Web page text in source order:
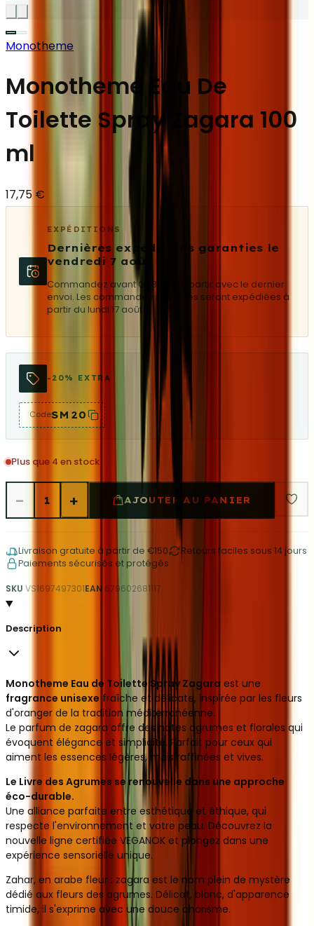
Monotheme
Monotheme Eau De
Toilette Spray Zagara 100
ml
17,75 €
EXPÉDITIONS
Dernières expéditions garanties le
vendredi 7 août
Commandez avant 08:30 pour partir avec le dernier
envoi. Les commandes suivantes seront expédiées à
partir du lundi 17 août.
-20% EXTRA
CodeSM20
Plus que 4 en stock
− 1 + AJOUTER AU PANIER
Livraison gratuite à partir de €150
Retours faciles sous 14 jours
Paiements sécurisés et protégés
SKU VS1697497301EAN 679602681117
Description
Monotheme Eau de Toilette Spray Zagara est une
fragrance unisexe fraîche et délicate, inspirée par les fleurs
d'oranger de la tradition méditerranéenne.
Le parfum de zagara offre des notes agrumes et florales qui
évoquent élégance et simplicité. Parfait pour ceux qui
aiment les essences légères, mais raffinées et vives.
Le Livre des Agrumes se renouvelle dans une approche
éco-durable.
Une alliance parfaite entre esthétique et éthique, qui
respecte l'environnement et votre peau. Découvrez la
nouvelle ligne certifiée VEGANOK et plongez dans une
expérience sensorielle unique.
Zahar, en arabe fleur : zagara est le nom plein de mystère
dédié aux fleurs des agrumes. Délicat, blanc, d'apparence
timide, il s'exprime avec une douce charisme.